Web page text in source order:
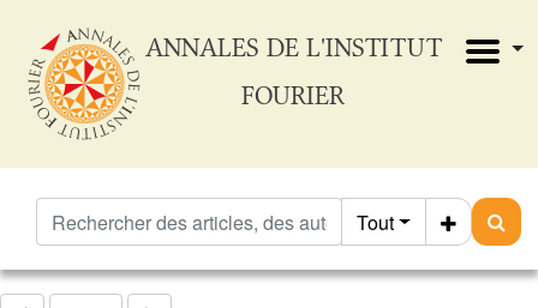
ANNALES DE L'INSTITUT
FOURIER
Tout